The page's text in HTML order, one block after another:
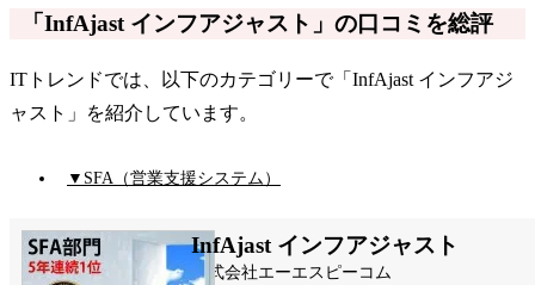
「InfAjast インフアジャスト」の口コミを総評
ITトレンドでは、以下のカテゴリーで「InfAjast インフアジ
ャスト」を紹介しています。
▼SFA（営業支援システム）
InfAjast インフアジャスト
株式会社エーエスピーコム